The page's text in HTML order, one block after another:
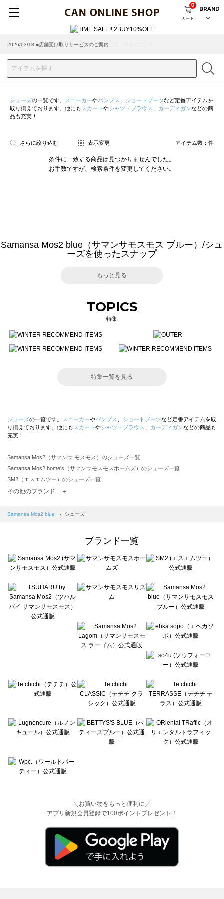
カート
0
BRAND
2026/07/29 ■【お知らせ】ヤマト運輸の配送遅延・停止について
2026/03/18 ■店舗受け取りサービスのご案内
シューズの一覧です。 スニーカーやパンプス ショートブーツなど定番アイテムを
取り揃えております。他にも スカート やシャツ・ブラウス カーディガンなどの商
品も充実！
さらに絞り込む 表示変更 アイテム数： 件
条件に一致する商品は見つかりませんでした。
お手数ですが、検索条件を変更してください。
Samansa Mos2 blue（サマンサモスモス ブルー）/シュ
ーズを使ったスナップ
もっと見る
TOPICS
特集
特集一覧を見る
シューズの一覧です。 スニーカーやパンプス ショートブーツなど定番アイテムを取
り揃えております。他にも スカート やシャツ・ブラウス カーディガンなどの商品も
充実！
Samansa Mos2（サマンサ モスモス）のシューズ一覧
Samansa Mos2 home's（サマンサモスモスホームズ）のシューズ一覧
SM2（エスエムツー）のシューズ一覧
TSUHARU by Samansa Mos2（ツハルバイサマンサモスモス）のシューズ一覧
Samansa Mos2 blue（サマンサモスモス ブルー）のシューズ一覧
sō4ū（ソウフォーユー）のシューズ一覧
Te chichi（テチチ）のシューズ一覧
Te chichi CLASSIC（テチチ クラシック）のシューズ一覧
Lugnoncure（ルノンキュール）のシューズ一覧
BETTY'S BLUE（べティーズブルー）のシューズ一覧
Wpc.（ワールドパーティー）のシューズ一覧
その他のブランド ＋
Samansa Mos2 blue シューズ
ブランド一覧
＼お買い物をもっと便利に／
アプリ新規会員登録で100ポイントプレゼント！